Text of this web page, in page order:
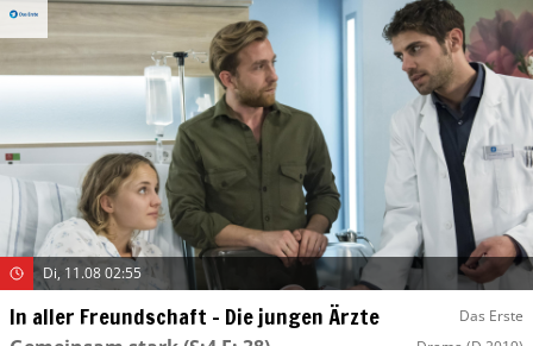
Di, 11.08 02:55
In aller Freundschaft – Die jungen Ärzte Das Erste